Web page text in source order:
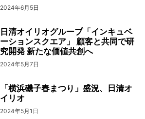
2024年6月5日
日清オイリオグループ「インキュベ
ーションスクエア」 顧客と共同で研
究開発 新たな価値共創へ
2024年5月7日
「横浜磯子春まつり」盛況、日清オ
イリオ
2024年5月1日